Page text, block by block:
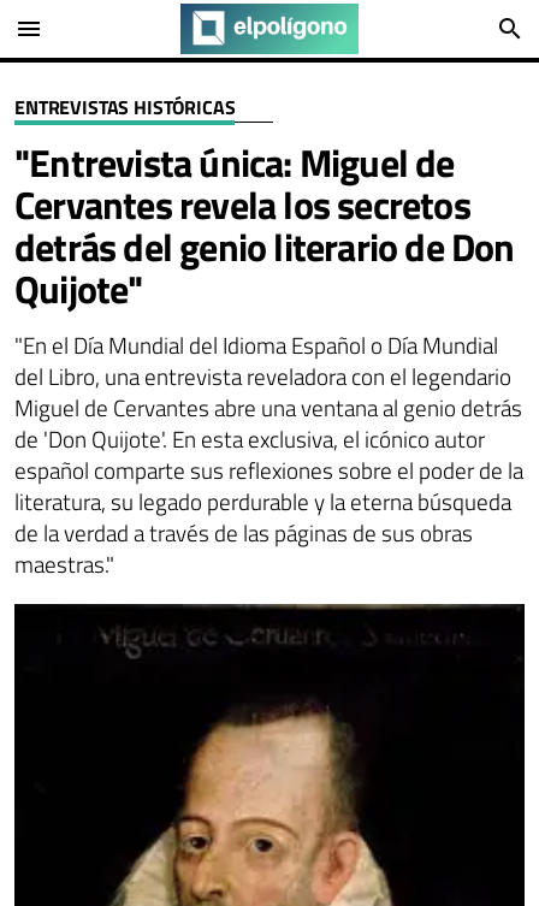
menu search
ENTREVISTAS HISTÓRICAS
"Entrevista única: Miguel de
Cervantes revela los secretos
detrás del genio literario de Don
Quijote"
"En el Día Mundial del Idioma Español o Día Mundial
del Libro, una entrevista reveladora con el legendario
Miguel de Cervantes abre una ventana al genio detrás
de 'Don Quijote'. En esta exclusiva, el icónico autor
español comparte sus reflexiones sobre el poder de la
literatura, su legado perdurable y la eterna búsqueda
de la verdad a través de las páginas de sus obras
maestras."